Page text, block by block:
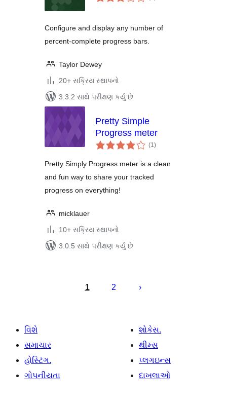
Configure and display any number of
percent-complete progress bars.
Taylor Dewey
20+ સક્રિય સ્થાપનો
3.3.2 સાથે પરીક્ષણ કર્યું છે
Pretty Simple
Progress meter
(1કુલ
રેટિંગ્સ
)
Pretty Simply Progress meter is a clean
and fun way to share your tracked
progress on everything!
micklauer
10+ સક્રિય સ્થાપનો
3.0.5 સાથે પરીક્ષણ કર્યું છે
1 2
વિશે
સમાચાર
હોસ્ટિંગ.
ગોપનીયતા
શોકેસ.
થીમ્સ
પ્લગઇન્સ
દાખલાઓ